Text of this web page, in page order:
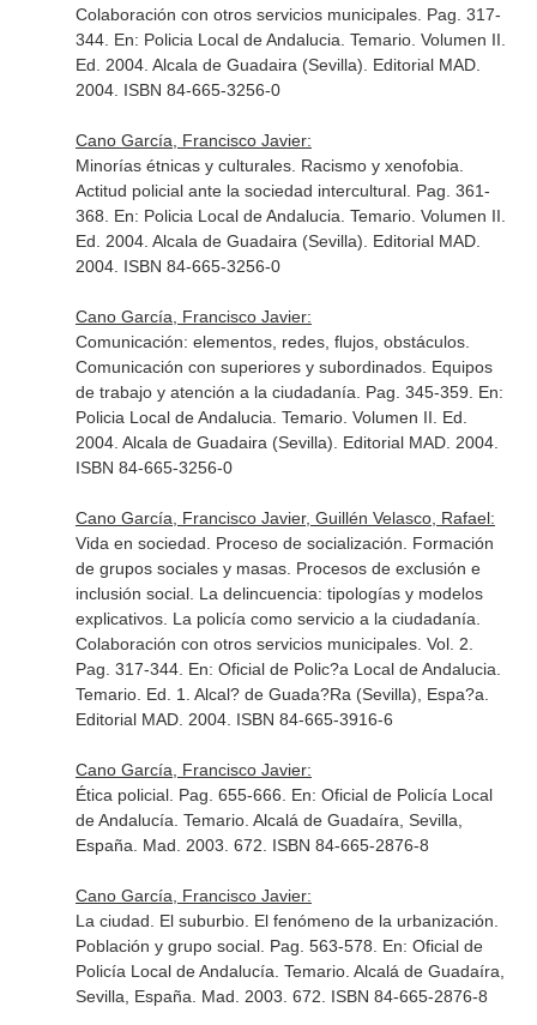
Colaboración con otros servicios municipales. Pag. 317-
344. En: Policia Local de Andalucia. Temario. Volumen II
Ed. 2004. Alcala de Guadaira (Sevilla). Editorial MAD.
2004. ISBN 84-665-3256-0
Cano García, Francisco Javier:
Minorías étnicas y culturales. Racismo y xenofobia.
Actitud policial ante la sociedad intercultural. Pag. 361-
368. En: Policia Local de Andalucia. Temario. Volumen II
Ed. 2004. Alcala de Guadaira (Sevilla). Editorial MAD.
2004. ISBN 84-665-3256-0
Cano García, Francisco Javier:
Comunicación: elementos, redes, flujos, obstáculos.
Comunicación con superiores y subordinados. Equipos
de trabajo y atención a la ciudadanía. Pag. 345-359. En:
Policia Local de Andalucia. Temario. Volumen II . Ed.
2004. Alcala de Guadaira (Sevilla). Editorial MAD. 2004.
ISBN 84-665-3256-0
Cano García, Francisco Javier, Guillén Velasco, Rafael:
Vida en sociedad. Proceso de socialización. Formación
de grupos sociales y masas. Procesos de exclusión e
inclusión social. La delincuencia: tipologías y modelos
explicativos. La policía como servicio a la ciudadanía.
Colaboración con otros servicios municipales. Vol. 2.
Pag. 317-344. En: Oficial de Polic?a Local de Andalucia.
Temario. Ed. 1. Alcal? de Guada?Ra (Sevilla), Espa?a.
Editorial MAD. 2004. ISBN 84-665-3916-6
Cano García, Francisco Javier:
Ética policial. Pag. 655-666. En: Oficial de Policía Local
de Andalucía. Temario. Alcalá de Guadaíra, Sevilla,
España. Mad. 2003. 672. ISBN 84-665-2876-8
Cano García, Francisco Javier:
La ciudad. El suburbio. El fenómeno de la urbanización.
Población y grupo social. Pag. 563-578. En: Oficial de
Policía Local de Andalucía. Temario. Alcalá de Guadaíra,
Sevilla, España. Mad. 2003. 672. ISBN 84-665-2876-8